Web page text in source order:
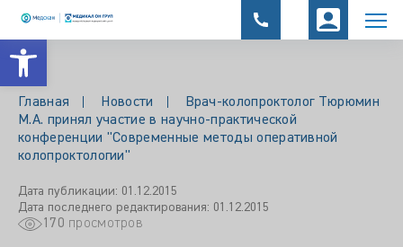
Открыть панель инструментов
Главная Новости
Врач-колопроктолог Тюрюмин
М.А. принял участие в научно-практической
конференции "Современные методы оперативной
колопроктологии"
Дата публикации: 01.12.2015
Дата последнего редактирования: 01.12.2015
170 просмотров